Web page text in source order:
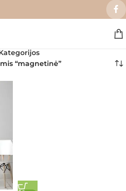
“magnetinė”